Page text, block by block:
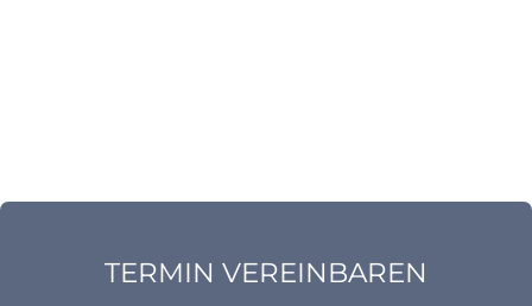
TERMIN VEREINBAREN